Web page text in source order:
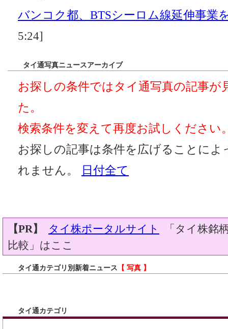
バンコク都、BTSシーロム線延伸事業
5:24]
タイ通写真ニュースアーカイブ
お探しの条件ではタイ通写真の記事が
た。
検索条件を変えて再度お試しください
お探しの記事は条件を広げることに
れません。
日付全て
【PR】 タイ株ポータルサイト
「タイ株銘
比較」はここ
タイ通カテゴリ別新着ニュース 【 写真 】
タイ通カテゴリ